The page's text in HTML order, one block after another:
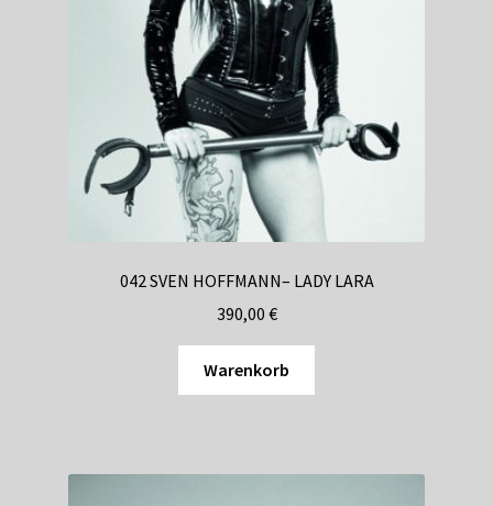
042 SVEN HOFFMANN– LADY LARA
390,00 €
Warenkorb